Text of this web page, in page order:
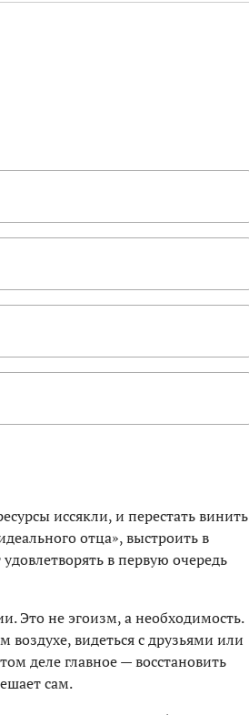
иссякли, и перестать винить
отца», выстроить в
в первую очередь
Это не эгоизм, а необходимость.
видеться с друзьями или
деле главное — восстановить
сам.